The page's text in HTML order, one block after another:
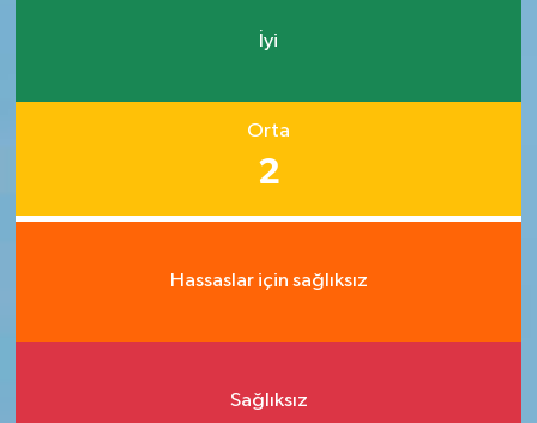
İyi
Orta
2
Hassaslar için sağlıksız
Sağlıksız